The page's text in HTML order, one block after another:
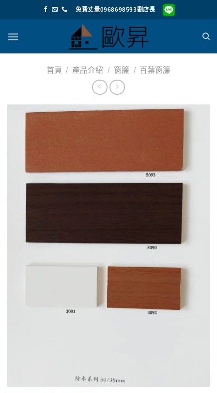
to
免費丈量0968698593劉店長
首頁 / 產品介紹 / 窗簾 / 百葉窗簾